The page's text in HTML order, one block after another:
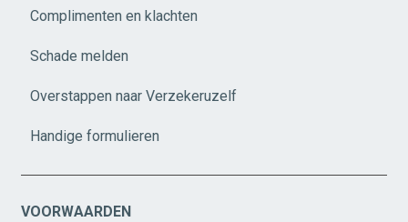
Complimenten en klachten
Schade melden
Overstappen naar Verzekeruzelf
Handige formulieren
VOORWAARDEN